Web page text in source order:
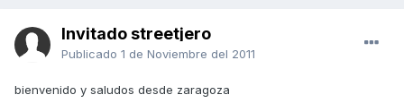
Invitado streetjero
Publicado 1 de Noviembre del 2011
bienvenido y saludos desde zaragoza